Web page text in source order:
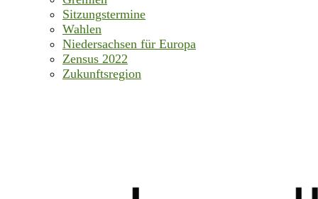
Sitzungstermine
Wahlen
Niedersachsen für Europa
Zensus 2022
Zukunftsregion